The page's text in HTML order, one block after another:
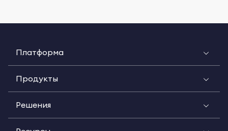
Платформа
Продукты
Решения